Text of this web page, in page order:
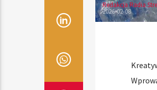
Redakcja Radia
2026-02-08